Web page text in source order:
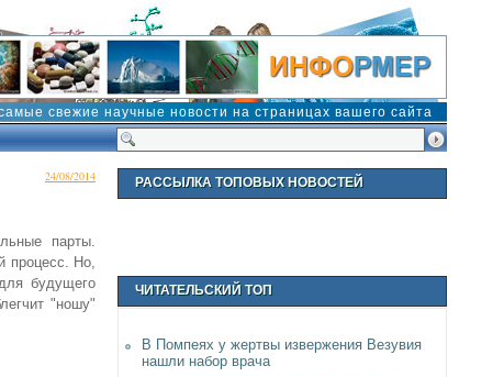
свежие научные новости на страницах вашего сайта
24/08/2014
парты.
процесс. Но,
будущего
"ношу"
РАССЫЛКА ТОПОВЫХ НОВОСТЕЙ
ЧИТАТЕЛЬСКИЙ ТОП
В Помпеях у жертвы извержения Везувия
нашли набор врача